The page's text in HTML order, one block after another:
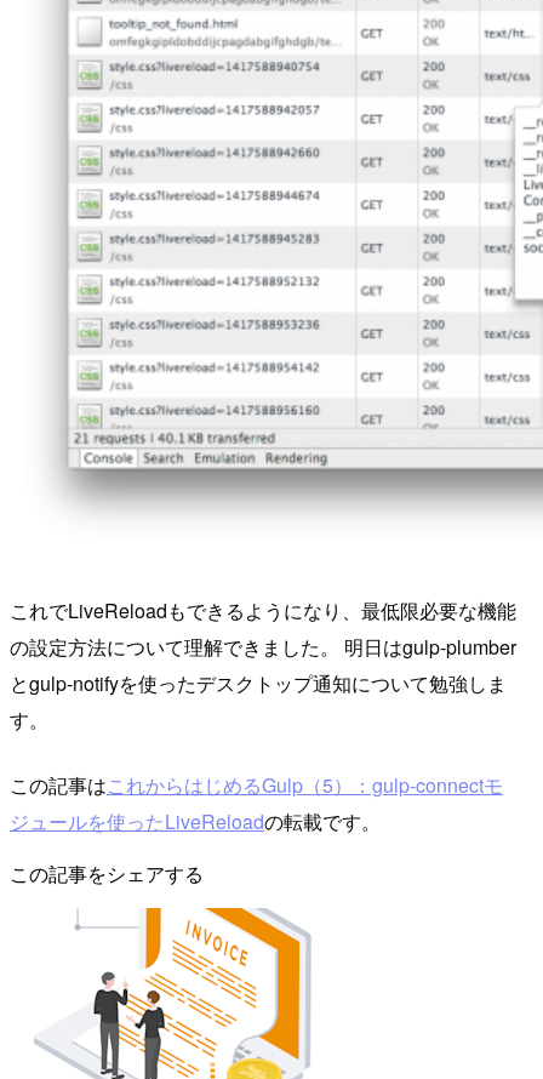
これでLiveReloadもできるようになり、最低限必要な機能
の設定方法について理解できました。 明日はgulp-plumber
とgulp-notifyを使ったデスクトップ通知について勉強しま
す。
この記事はこれからはじめるGulp（5）：gulp-connectモ
ジュールを使ったLiveReloadの転載です。
この記事をシェアする